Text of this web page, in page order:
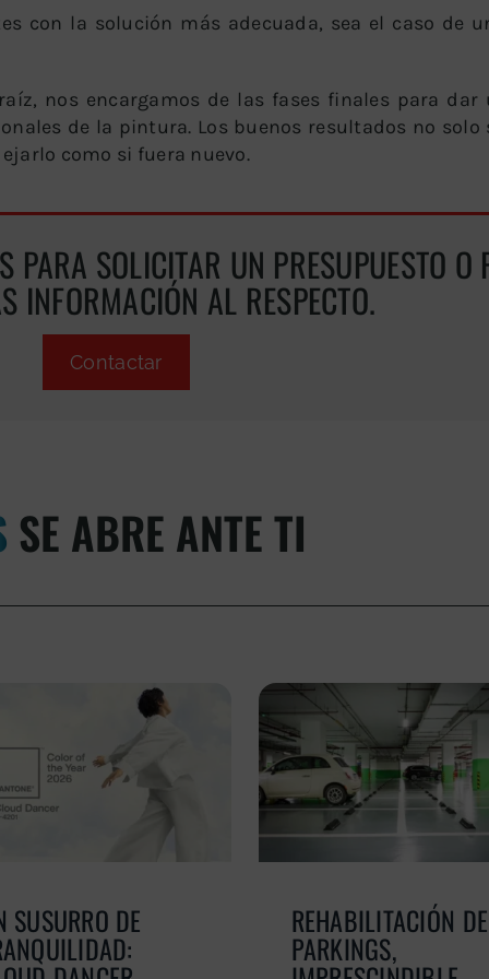
con la solución más adecuada, sea el caso de
nos encargamos de las fases finales para dar
de la pintura. Los buenos resultados no solo
como si fuera nuevo.
PARA SOLICITAR UN PRESUPUESTO O
INFORMACIÓN AL RESPECTO.
Contactar
SE ABRE ANTE TI
SUSURRO DE REHABILITACIÓN DE
PARKINGS,